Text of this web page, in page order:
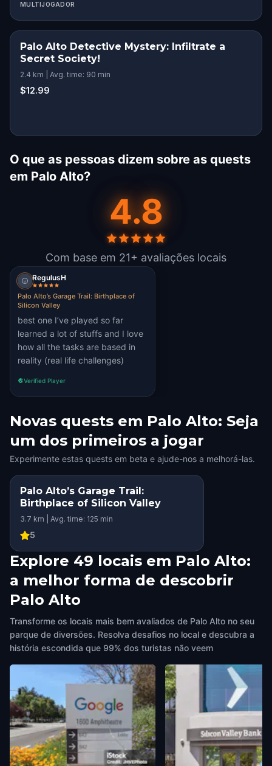
MULTIJOGADOR
Palo Alto Detective Mystery: Infiltrate a
Secret Society!
2.4 km | Avg. time: 90 min
$12.99
O que as pessoas dizem sobre as quests
em Palo Alto?
4.8
Com base em 21+ avaliações locais
RegulusH
Palo Alto’s Garage Trail: Birthplace of
Silicon Valley
best one I’ve played so far
learned a lot of stuffs and I love
how all the tasks are based in
reality (real life challenges)
Verified Player
Novas quests em Palo Alto: Seja
um dos primeiros a jogar
Experimente estas quests em beta e ajude-nos a melhorá-las.
Palo Alto’s Garage Trail:
Birthplace of Silicon Valley
3.7 km | Avg. time: 125 min
5
Explore 49 locais em Palo Alto:
a melhor forma de descobrir
Palo Alto
Transforme os locais mais bem avaliados de Palo Alto no seu
parque de diversões. Resolva desafios no local e descubra a
história escondida que 99% dos turistas não veem